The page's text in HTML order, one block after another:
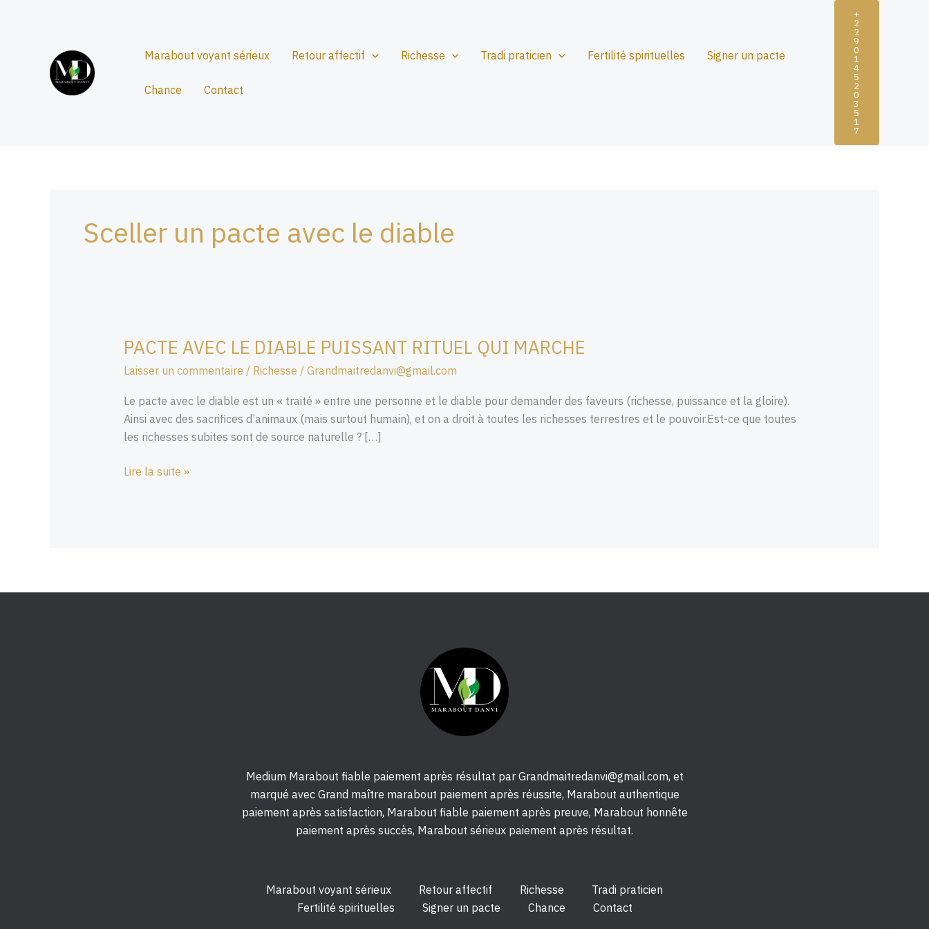
Marabout voyant sérieux
Retour affectif Richesse Tradi praticien Fertilité spirituelles Signer un pacte
Chance Contact
+
2
2
9
0
1
4
5
2
0
3
5
1
7
Sceller un pacte avec le diable
PACTE AVEC LE DIABLE PUISSANT RITUEL QUI MARCHE
Laisser un commentaire / Richesse / Grandmaitredanvi@gmail.com
Le pacte avec le diable est un « traité » entre une personne et le diable pour demander des faveurs (richesse, puissance et la gloire).
Ainsi avec des sacrifices d’animaux (mais surtout humain), et on a droit à toutes les richesses terrestres et le pouvoir.Est-ce que toutes
les richesses subites sont de source naturelle ? […]
PACTE
AVEC
DIABLE
PUISSANT
RITUEL
MARCHE
Lire la suite »
Medium Marabout fiable paiement après résultat par Grandmaitredanvi@gmail.com, et
marqué avec Grand maître marabout paiement après réussite, Marabout authentique
paiement après satisfaction, Marabout fiable paiement après preuve, Marabout honnête
paiement après succès, Marabout sérieux paiement après résultat.
Marabout voyant sérieux Retour affectif Richesse
Tradi praticien
Fertilité spirituelles
Signer un pacte Chance Contact